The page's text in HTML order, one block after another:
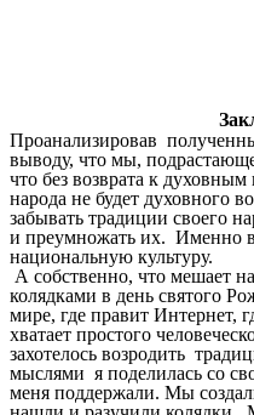
Проанализировав
выводу, что мы,
что без возврата к
народа не будет духовного
забывать традиции своего
и преумножать их. Именно
национальную культуру.
А собственно, что мешает
колядками в день святого
мире, где правит Интернет,
хватает простого
захотелось возродить
мыслями я поделилась со
меня поддержали. Мы